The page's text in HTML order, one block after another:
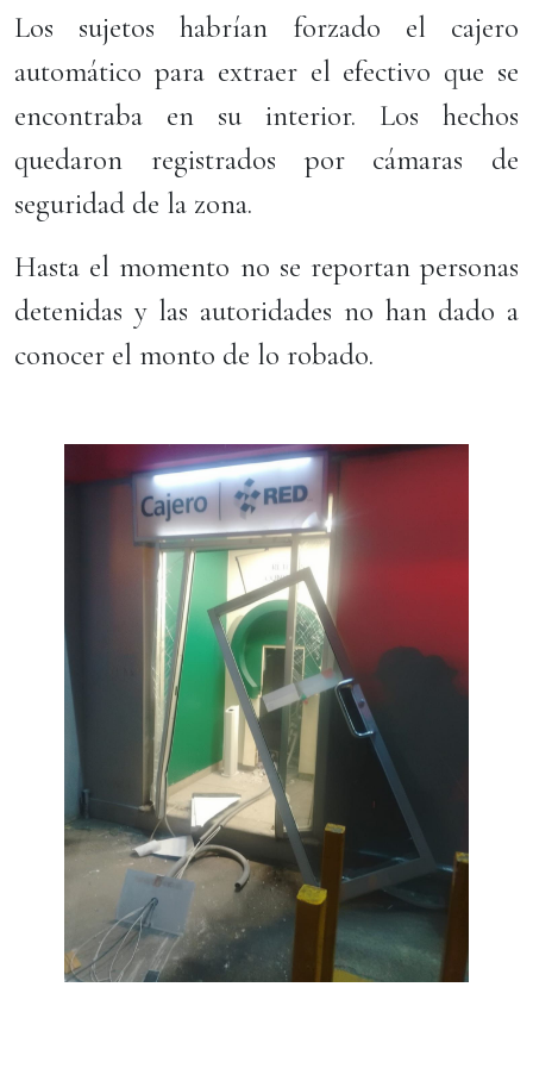
Los sujetos habrían forzado el cajero
automático para extraer el efectivo que se
encontraba en su interior. Los hechos
quedaron registrados por cámaras de
seguridad de la zona.
Hasta el momento no se reportan personas
detenidas y las autoridades no han dado a
conocer el monto de lo robado.